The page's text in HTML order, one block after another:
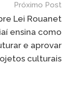
Próximo Post
Lei Rouanet
ensina como
e aprovar
culturais